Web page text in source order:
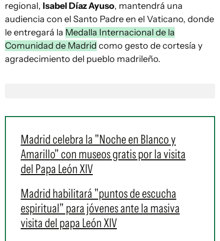
regional, Isabel Díaz Ayuso, mantendrá una
audiencia con el Santo Padre en el Vaticano, donde
le entregará la Medalla Internacional de la
Comunidad de Madrid como gesto de cortesía y
agradecimiento del pueblo madrileño.
Madrid celebra la "Noche en Blanco y
Amarillo" con museos gratis por la visita
del Papa León XIV
Madrid habilitará "puntos de escucha
espiritual" para jóvenes ante la masiva
visita del papa León XIV